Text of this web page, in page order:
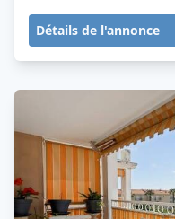
Détails de l'annonce